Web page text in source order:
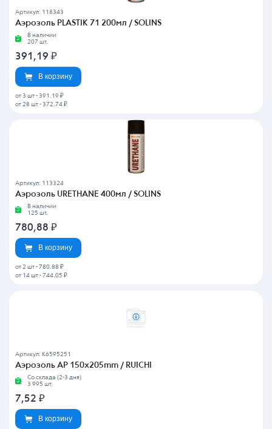
Артикул: 118343
Аэрозоль PLASTIK 71 200мл / SOLINS
В наличии
207 шт.
391,19 ₽
В корзину
от 3 шт - 391.19 ₽
от 28 шт - 372.74 ₽
Артикул: 113324
Аэрозоль URETHANE 400мл / SOLINS
В наличии
125 шт.
780,88 ₽
В корзину
от 2 шт - 780.88 ₽
от 14 шт - 744.05 ₽
Артикул: K6595251
Аэрозоль AP 150x205mm / RUICHI
Со склада (2-3 дня)
3 995 шт.
7,52 ₽
В корзину